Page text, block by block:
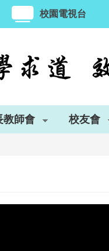
校園電視台
教師會 校友會